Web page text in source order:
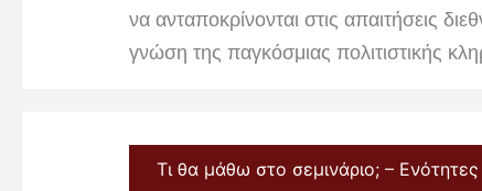
να ανταποκρίνονται στις απαιτήσεις
γνώση της παγκόσμιας πολιτιστικής
Τι θα μάθω στο σεμινάριο; – Ενότητες